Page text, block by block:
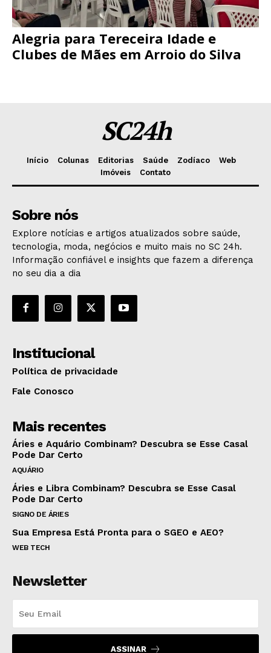
Alegria para Tereceira Idade e
Clubes de Mães em Arroio do Silva
SC24h
Início Colunas Editorias Saúde Zodíaco
Web
Imóveis
Contato
Sobre nós
Explore notícias e artigos atualizados sobre saúde,
tecnologia, moda, negócios e muito mais no SC 24h.
Informação confiável e insights que fazem a diferença
no seu dia a dia
Institucional
Política de privacidade
Fale Conosco
Mais recentes
Áries e Aquário Combinam? Descubra se Esse Casal
Pode Dar Certo
AQUÁRIO
Áries e Libra Combinam? Descubra se Esse Casal
Pode Dar Certo
SIGNO DE ÁRIES
Sua Empresa Está Pronta para o SGEO e AEO?
WEB TECH
Newsletter
ASSINAR